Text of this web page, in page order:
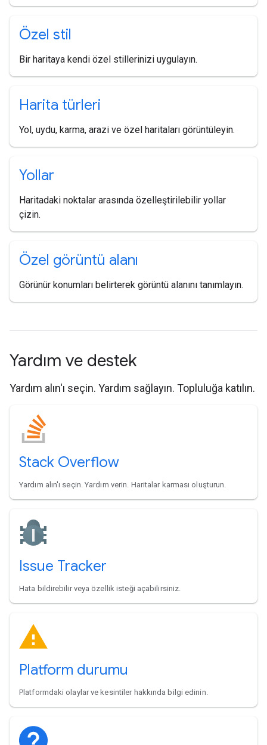
Özel stil
Bir haritaya kendi özel stillerinizi uygulayın.
Harita türleri
Yol, uydu, karma, arazi ve özel haritaları görüntüleyin.
Yollar
Haritadaki noktalar arasında özelleştirilebilir yollar
çizin.
Özel görüntü alanı
Görünür konumları belirterek görüntü alanını tanımlayın.
Yardım ve destek
Yardım alın'ı seçin. Yardım sağlayın. Topluluğa katılın.
Stack Overflow
Yardım alın'ı seçin. Yardım verin. Haritalar karması oluşturun.
Issue Tracker
Hata bildirebilir veya özellik isteği açabilirsiniz.
Platform durumu
Platformdaki olaylar ve kesintiler hakkında bilgi edinin.